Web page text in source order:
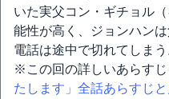
いた実父コン・ギチョル
能性が高く、ジョンハン
電話は途中で切れてしまう
※この回の詳しいあらす
たします」全話あらすじと